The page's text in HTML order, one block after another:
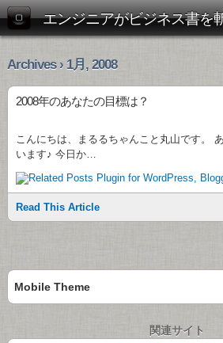
エンジニアがビジネス書を
Archives › 1月, 2008
2008年のあなたの目標は？
こんにちは、まるるちゃんこと丸山です。
います♪ 今日か…
Read This Article
Mobile Theme
関連サイト